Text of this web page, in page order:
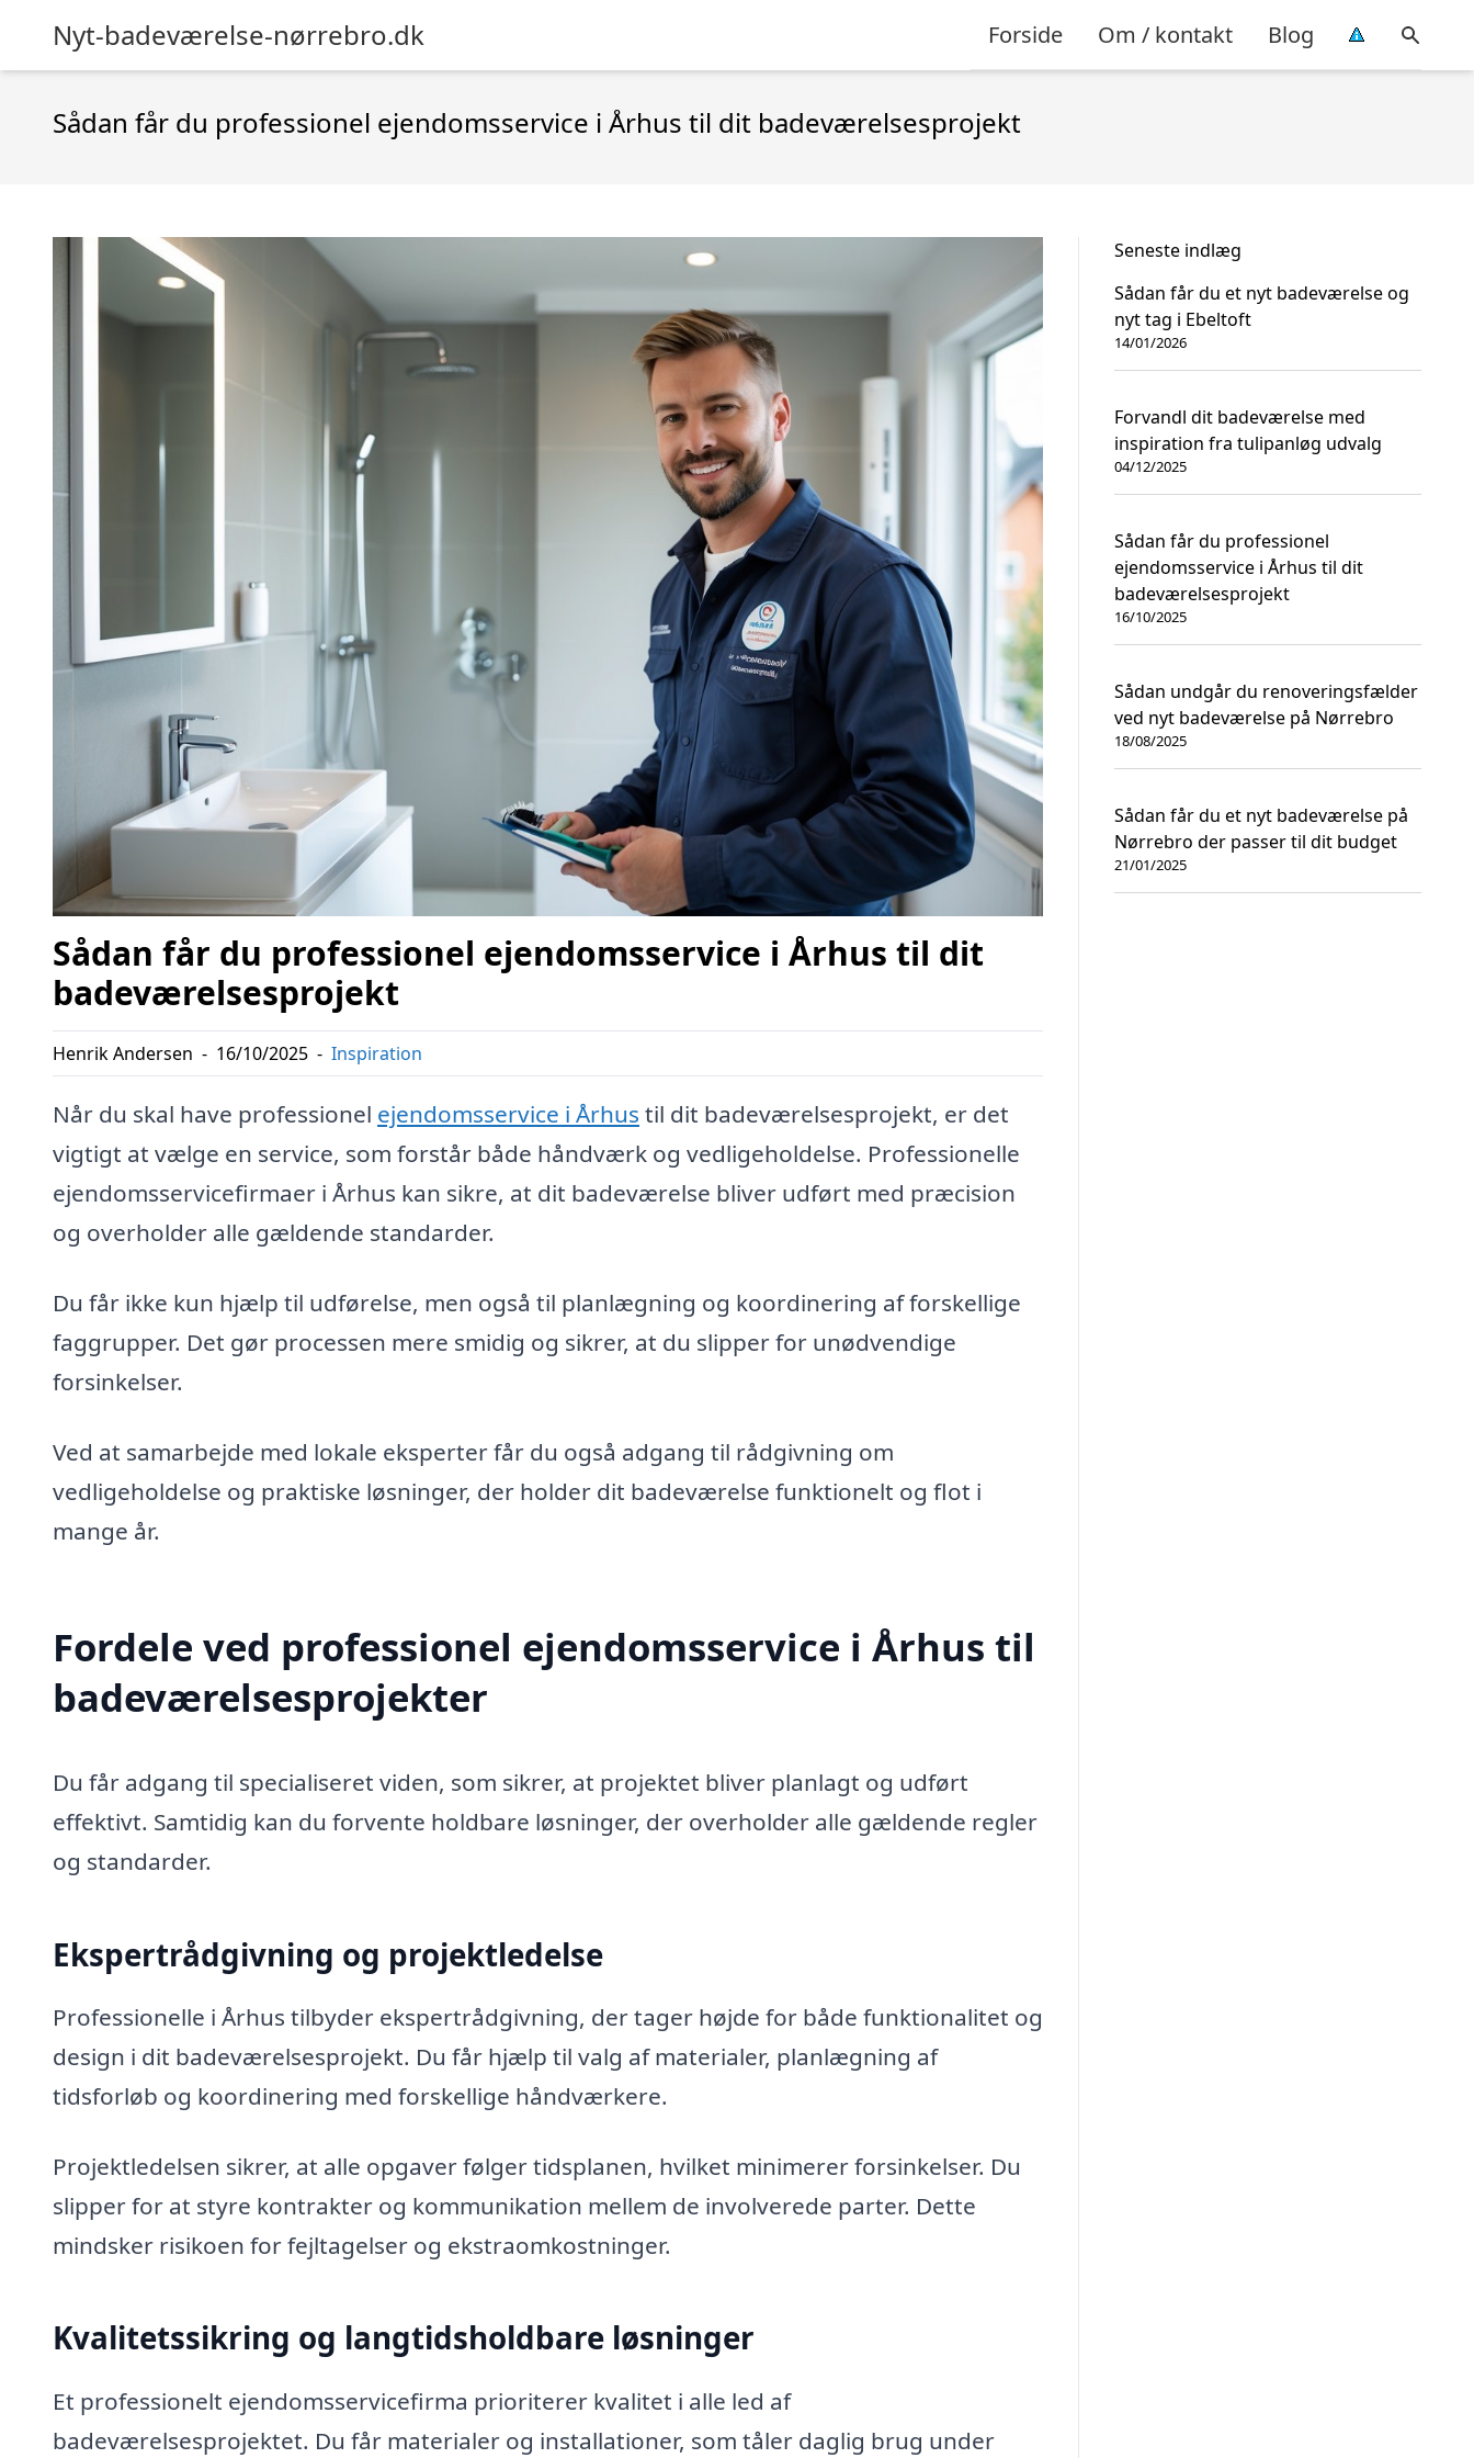
Nyt-badeværelse-nørrebro.dk Forside Om / kontakt Blog
Sådan får du professionel ejendomsservice i Århus til dit badeværelsesprojekt
Sådan får du professionel ejendomsservice i Århus til dit
badeværelsesprojekt
Henrik Andersen - 16/10/2025 - Inspiration
Når du skal have professionel ejendomsservice i Århus til dit badeværelsesprojekt, er det
vigtigt at vælge en service, som forstår både håndværk og vedligeholdelse. Professionelle
ejendomsservicefirmaer i Århus kan sikre, at dit badeværelse bliver udført med præcision
og overholder alle gældende standarder.
Du får ikke kun hjælp til udførelse, men også til planlægning og koordinering af forskellige
faggrupper. Det gør processen mere smidig og sikrer, at du slipper for unødvendige
forsinkelser.
Ved at samarbejde med lokale eksperter får du også adgang til rådgivning om
vedligeholdelse og praktiske løsninger, der holder dit badeværelse funktionelt og flot i
mange år.
Fordele ved professionel ejendomsservice i Århus til
badeværelsesprojekter
Du får adgang til specialiseret viden, som sikrer, at projektet bliver planlagt og udført
effektivt. Samtidig kan du forvente holdbare løsninger, der overholder alle gældende regler
og standarder.
Ekspertrådgivning og projektledelse
Professionelle i Århus tilbyder ekspertrådgivning, der tager højde for både funktionalitet og
design i dit badeværelsesprojekt. Du får hjælp til valg af materialer, planlægning af
tidsforløb og koordinering med forskellige håndværkere.
Projektledelsen sikrer, at alle opgaver følger tidsplanen, hvilket minimerer forsinkelser. Du
slipper for at styre kontrakter og kommunikation mellem de involverede parter. Dette
mindsker risikoen for fejltagelser og ekstraomkostninger.
Kvalitetssikring og langtidsholdbare løsninger
Et professionelt ejendomsservicefirma prioriterer kvalitet i alle led af
badeværelsesprojektet. Du får materialer og installationer, som tåler daglig brug under
Seneste indlæg
Sådan får du et nyt badeværelse og
nyt tag i Ebeltoft
14/01/2026
Forvandl dit badeværelse med
inspiration fra tulipanløg udvalg
04/12/2025
Sådan får du professionel
ejendomsservice i Århus til dit
badeværelsesprojekt
16/10/2025
Sådan undgår du renoveringsfælder
ved nyt badeværelse på Nørrebro
18/08/2025
Sådan får du et nyt badeværelse på
Nørrebro der passer til dit budget
21/01/2025